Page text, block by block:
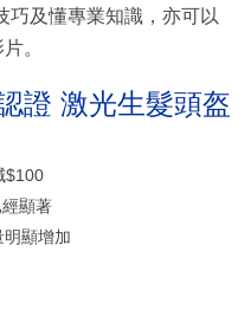
巧及懂專業知識，亦可以
。
證 激光生髮頭盔
$100
顯著
顯增加